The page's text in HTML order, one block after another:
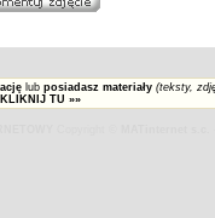
lub posiadasz materiały (teksty,
KLIKNIJ TU »»